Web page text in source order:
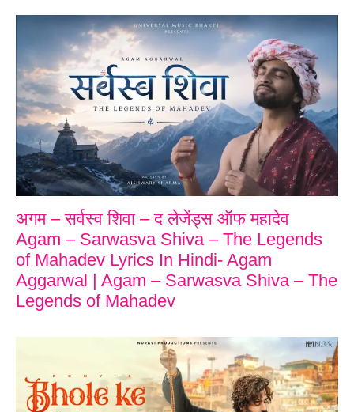
अगम – सर्वस्व शिवा – द लेजेंड्स ऑफ महादेव
Agam – Sarwasva Shiva – The Legends
of Mahadev Lyrics In Hindi- Agam
Aggarwal | Agam – Sarwasva Shiva – The
Legends of Mahadev